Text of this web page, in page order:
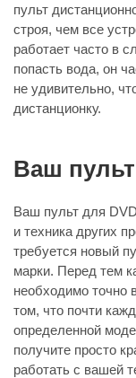
пульт
строя, чем все
работает часто в
попасть вода, он
не удивительно,
дистанционку.
Ваш
Ваш пульт для
и техника других
требуется новый
марки. Перед тем
необходимо точно
том, что почти
определенной
получите просто
работать с вашей